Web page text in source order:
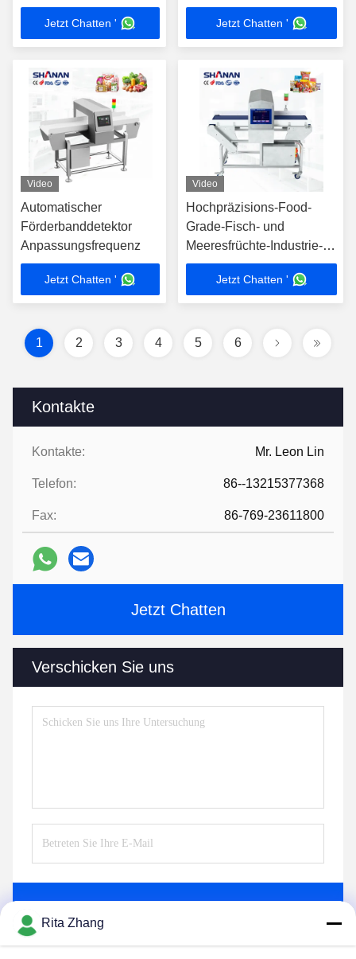
Kontakte
Kontakte: Mr. Leon Lin
Telefon: 86--13215377368
Fax: 86-769-23611800
Jetzt Chatten
Verschicken Sie uns
Gürtel Industrie
Lebensmittelverarbeitung
Fabrik
Jetzt Chatten '
Fabrik Produktionslinie
Jetzt Chatten '
Video
Automatischer
Förderbanddetektor
Anpassungsfrequenz
Jetzt Chatten '
Video
Hochpräzisions-Food-
Grade-Fisch- und
Meeresfrüchte-Industrie-
Fahrzeug-System
Jetzt Chatten '
1 2 3 4 5 6
Rita Zhang